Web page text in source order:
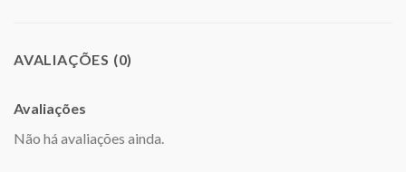
AVALIAÇÕES (0)
Avaliações
Não há avaliações ainda.